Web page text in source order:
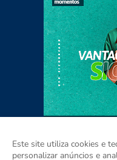
Este site utiliza cookies e
personalizar anúncios e